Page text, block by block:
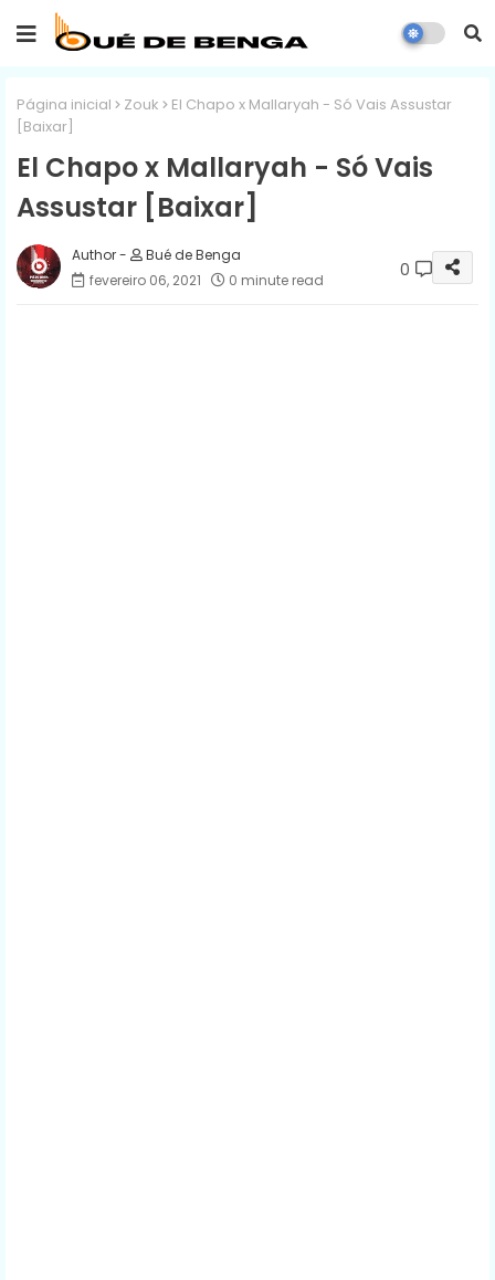
Página inicial Zouk
El Chapo x Mallaryah - Só Vais Assustar
[Baixar]
El Chapo x Mallaryah - Só Vais
Assustar [Baixar]
Bué de Benga
fevereiro 06, 2021
0 minute read 0